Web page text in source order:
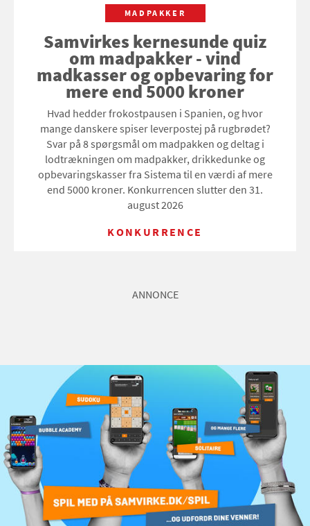
MADPAKKER
Samvirkes kernesunde quiz
om madpakker - vind
madkasser og opbevaring for
mere end 5000 kroner
Hvad hedder frokostpausen i Spanien, og hvor
mange danskere spiser leverpostej på rugbrødet?
Svar på 8 spørgsmål om madpakken og deltag i
lodtrækningen om madpakker, drikkedunke og
opbevaringskasser fra Sistema til en værdi af mere
end 5000 kroner. Konkurrencen slutter den 31.
august 2026
KONKURRENCE
ANNONCE